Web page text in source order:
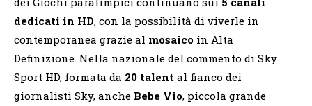
dedicati in HD, con la possibilità di viverle in
contemporanea grazie al mosaico in Alta
Definizione. Nella nazionale del commento di Sky
Sport HD, formata da 20 talent al fianco dei
giornalisti Sky, anche Bebe Vio, piccola grande